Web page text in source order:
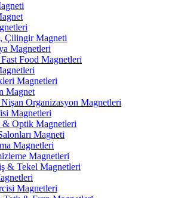
Çilingir Magneti
Magnetleri
Food Magnetleri
Magnetleri
Magnet
Organizasyon Magnetleri
Magnetleri
& Optik Magnetleri
Magneti
Magnetleri
Magnetleri
& Tekel Magnetleri
Magnetleri